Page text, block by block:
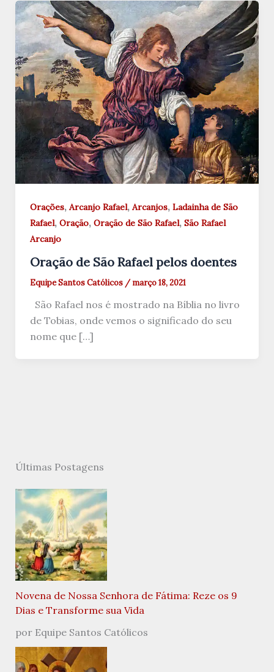
Orações, Arcanjo Rafael, Arcanjos, Ladainha de São
Rafael, Oração, Oração de São Rafael, São Rafael
Arcanjo
Oração de São Rafael pelos doentes
Equipe Santos Católicos / março 18, 2021
São Rafael nos é mostrado na Bíblia no livro
de Tobias, onde vemos o significado do seu
nome que […]
Últimas Postagens
Novena de Nossa Senhora de Fátima: Reze os 9
Dias e Transforme sua Vida
por Equipe Santos Católicos